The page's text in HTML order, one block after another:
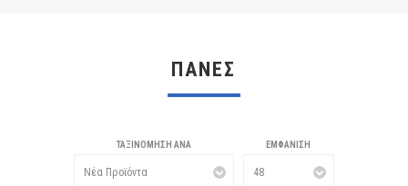
ΠΑΝΕΣ
ΤΑΞΙΝΌΜΗΣΗ ΑΝΆ ΕΜΦΆΝΙΣΗ